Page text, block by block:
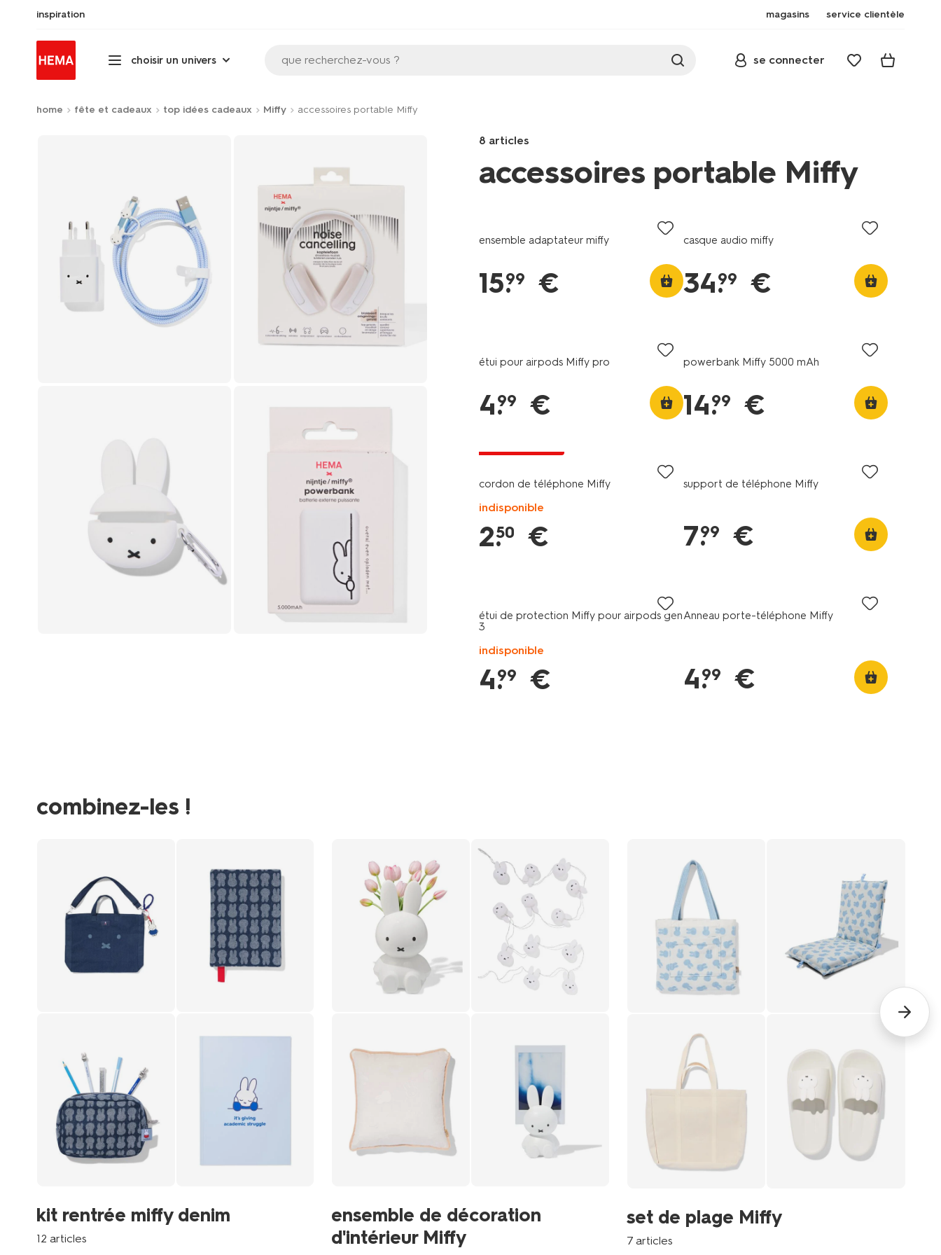
inspiration magasins service clientèle
choisir un univers que recherchez-vous ? se connecter
home fête et cadeaux top idées cadeaux Miffy accessoires portable Miffy
8 articles
accessoires portable Miffy
multimedia/anneau-
telephone-
miffy-
ensemble adaptateur miffy
15.
99 €
casque audio miffy
34.
99 €
étui pour airpods Miffy pro
4.
99 €
powerbank Miffy 5000 mAh
14.
99 €
cordon de téléphone Miffy
indisponible
2.
50 €
support de téléphone Miffy
7.
99 €
étui de protection Miffy pour airpods gen
3
indisponible
4.
99 €
Anneau porte-téléphone Miffy
4.
99 €
combinez-les !
kit rentrée miffy denim
12 articles
ensemble de décoration
d'intérieur Miffy
set de plage Miffy
7 articles